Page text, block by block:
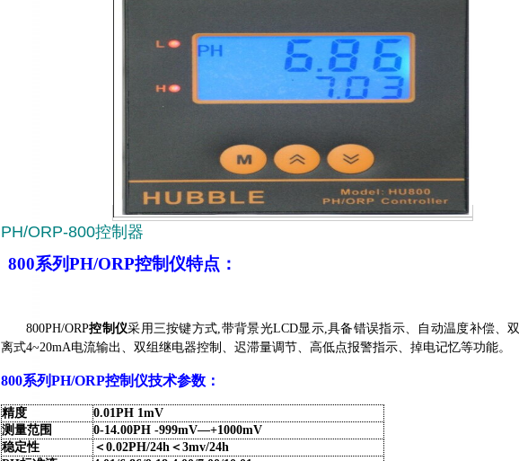
PH/ORP-800控制器
800系列PH/ORP控制仪特点：
800PH/ORP控制仪采用三按键方式,带背景光LCD显示,具备错误指示、自动温度补偿、
离式4~20mA电流输出、双组继电器控制、迟滞量调节、高低点报警指示、掉电记忆等功能。
800系列PH/ORP控制仪技术参数：
精度
0.01PH 1mV
测量范围
0-14.00PH -999mV—+1000mV
稳定性
＜ 0.02PH/24h ＜ 3mv/24h